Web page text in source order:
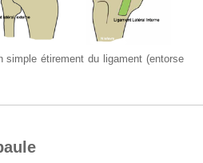
simple étirement du ligament (entorse